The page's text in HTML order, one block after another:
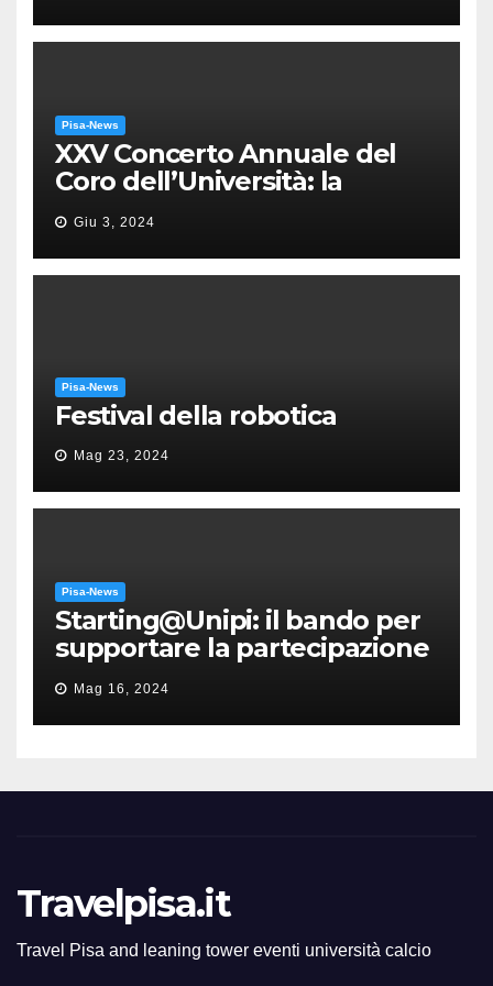
Pisa-News
XXV Concerto Annuale del
Coro dell’Università: la
“Messa in gloria” di Giacomo
Puccini
Giu 3, 2024
Pisa-News
Festival della robotica
Mag 23, 2024
Pisa-News
Starting@Unipi: il bando per
supportare la partecipazione
all’ERC Starting Grant
Mag 16, 2024
Travelpisa.it
Travel Pisa and leaning tower eventi università calcio